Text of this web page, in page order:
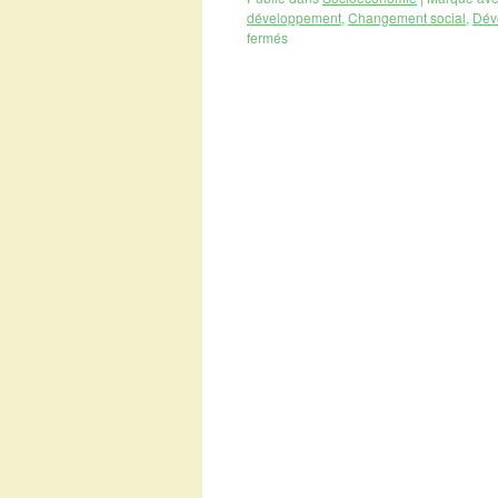
développement, Changement social,
fermés